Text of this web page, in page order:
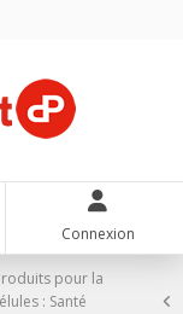
Connexion
pour la
: Santé